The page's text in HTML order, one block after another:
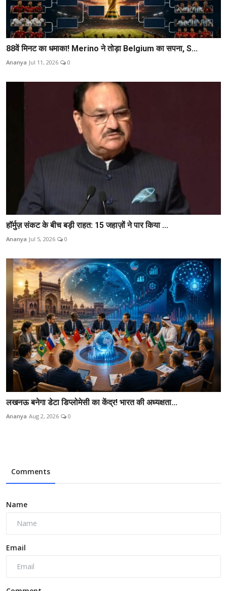
88वें मिनट का धमाका! Merino ने तोड़ा Belgium का सपना, S...
Ananya Jul 11, 2026 0
हॉर्मुज़ संकट के बीच बड़ी राहत: 15 जहाज़ों ने पार किया ...
Ananya Jul 5, 2026 0
लखनऊ बनेगा डेटा डिप्लोमेसी का केंद्र! भारत की अध्यक्षता...
Ananya Aug 2, 2026 0
Comments
Name
Email